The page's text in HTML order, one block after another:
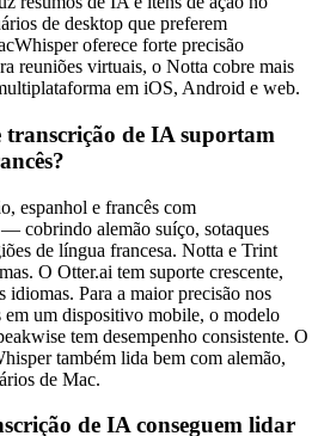
de desktop que preferem
oferece forte precisão
reuniões virtuais, o Notta cobre mais
em iOS, Android e web.
transcrição de IA suportam
espanhol e francês com
cobrindo alemão suíço, sotaques
de língua francesa. Notta e Trint
O Otter.ai tem suporte crescente,
idiomas. Para a maior precisão nos
em um dispositivo mobile, o modelo
tem desempenho consistente. O
também lida bem com alemão,
de Mac.
de IA conseguem lidar